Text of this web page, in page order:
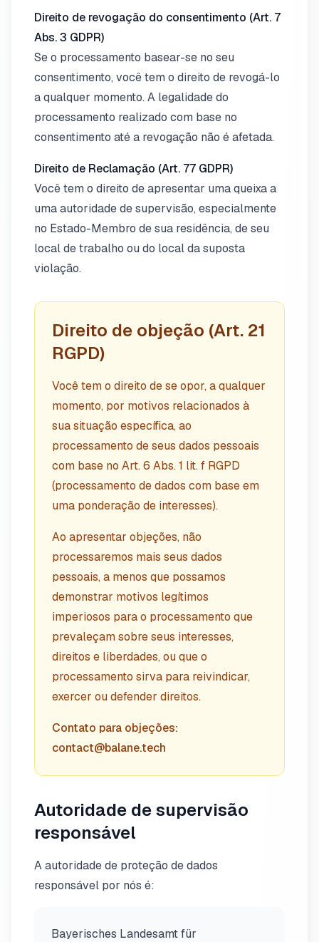
Direito de revogação do consentimento (Art. 7
Abs. 3 GDPR)
Se o processamento basear-se no seu
consentimento, você tem o direito de revogá-lo
a qualquer momento. A legalidade do
processamento realizado com base no
consentimento até a revogação não é afetada.
Direito de Reclamação (Art. 77 GDPR)
Você tem o direito de apresentar uma queixa a
uma autoridade de supervisão, especialmente
no Estado-Membro de sua residência, de seu
local de trabalho ou do local da suposta
violação.
Direito de objeção (Art. 21
RGPD)
Você tem o direito de se opor, a qualquer
momento, por motivos relacionados à
sua situação específica, ao
processamento de seus dados pessoais
com base no Art. 6 Abs. 1 lit. f RGPD
(processamento de dados com base em
uma ponderação de interesses).
Ao apresentar objeções, não
processaremos mais seus dados
pessoais, a menos que possamos
demonstrar motivos legítimos
imperiosos para o processamento que
prevaleçam sobre seus interesses,
direitos e liberdades, ou que o
processamento sirva para reivindicar,
exercer ou defender direitos.
Contato para objeções:
contact@balane.tech
Autoridade de supervisão
responsável
A autoridade de proteção de dados
responsável por nós é:
Bayerisches Landesamt für